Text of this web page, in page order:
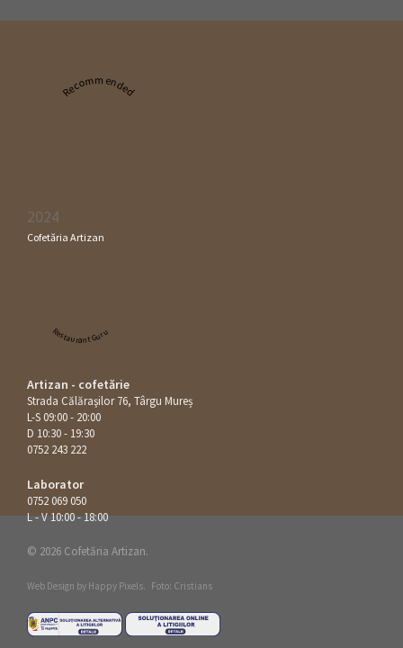
Recommended
2024
Cofetăria Artizan
Restaurant Guru
Artizan - cofetărie
Strada Călăraşilor 76, Târgu Mureș
L-S 09:00 - 20:00
D 10:30 - 19:30
0752 243 222
Laborator
0752 069 050
L - V 10:00 - 18:00
© 2026 Cofetăria Artizan.
Web Design by Happy Pixels. Foto: Cristians